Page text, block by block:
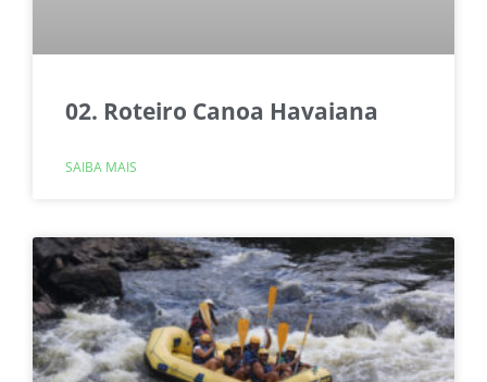
02. Roteiro Canoa Havaiana
SAIBA MAIS